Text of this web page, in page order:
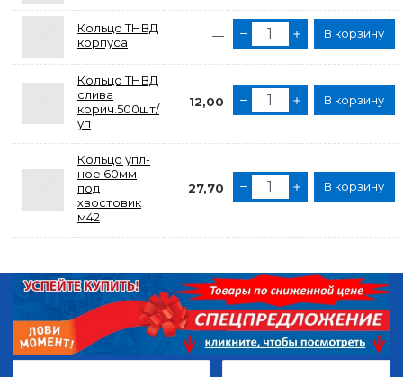
Кольцо ТНВД
корпуса
— В корзину
Кольцо ТНВД
слива
корич.500шт/
уп
12,00 В корзину
Кольцо упл-
ное 60мм
под
хвостовик
м42
27,70 В корзину